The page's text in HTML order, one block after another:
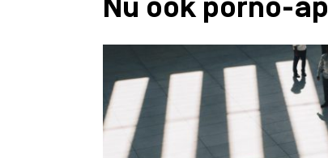
Nu ook porno-